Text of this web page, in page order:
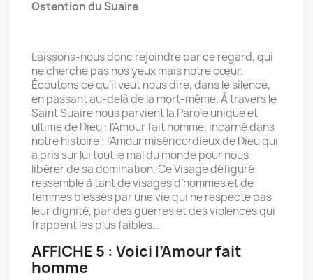
Ostention duSuaire
Laissons-nous donc rejoindre par ce regard, qui
ne cherche pas nos yeux mais notre cœur.
Écoutons ce qu’il veut nous dire, dans le silence,
en passant au-delà de la mort-même. À travers le
Saint Suaire nous parvient la Parole unique et
ultime de Dieu : l’Amour fait homme, incarné dans
notre histoire ; l’Amour miséricordieux de Dieu qui
a pris sur lui tout le mal du monde pour nous
libérer de sa domination. Ce Visage défiguré
ressemble à tant de visages d’hommes et de
femmes blessés par une vie qui ne respecte pas
leur dignité, par des guerres et des violences qui
frappent les plus faibles…
AFFICHE 5 : Voici l’Amour fait
homme